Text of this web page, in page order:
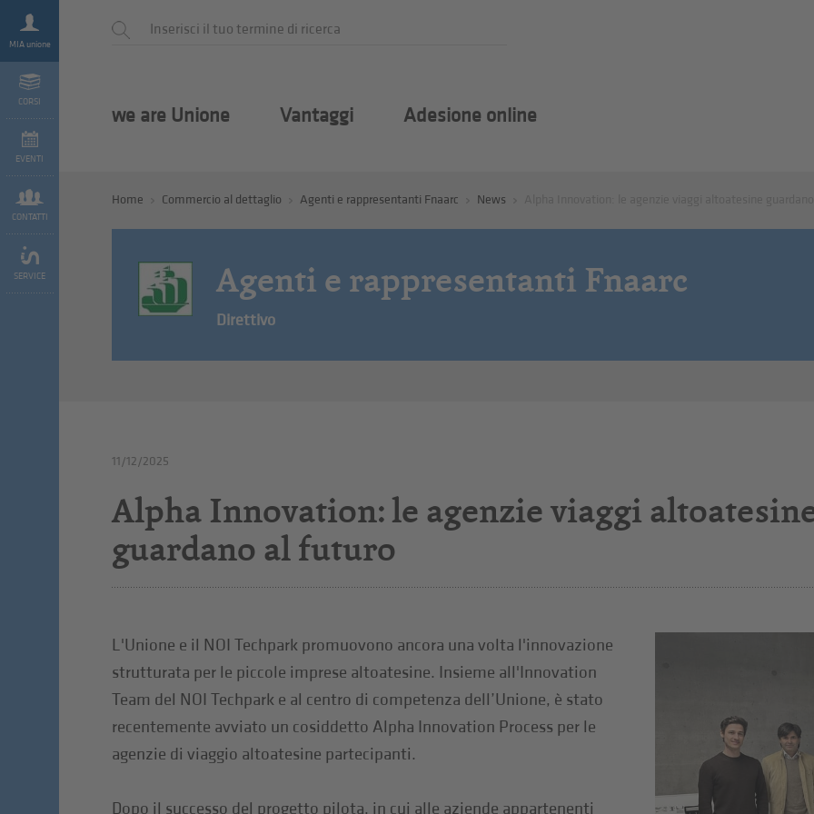
MIA unione
CORSI
EVENTI
CONTATTI
SERVICE
we are Unione Vantaggi Adesione online
Home Commercio al dettaglio Agenti e rappresentanti Fnaarc News
Agenti e rappresentanti Fnaarc
Direttivo
11/12/2025
Alpha Innovation: le agenzie viaggi
guardano al futuro
L'Unione e il NOI Techpark promuovono ancora una volta l'innovazione
strutturata per le piccole imprese altoatesine. Insieme all'Innovation
Team del NOI Techpark e al centro di competenza dell’Unione, è stato
recentemente avviato un cosiddetto Alpha Innovation Process per le
agenzie di viaggio altoatesine partecipanti.
Dopo il successo del progetto pilota, in cui alle aziende appartenenti